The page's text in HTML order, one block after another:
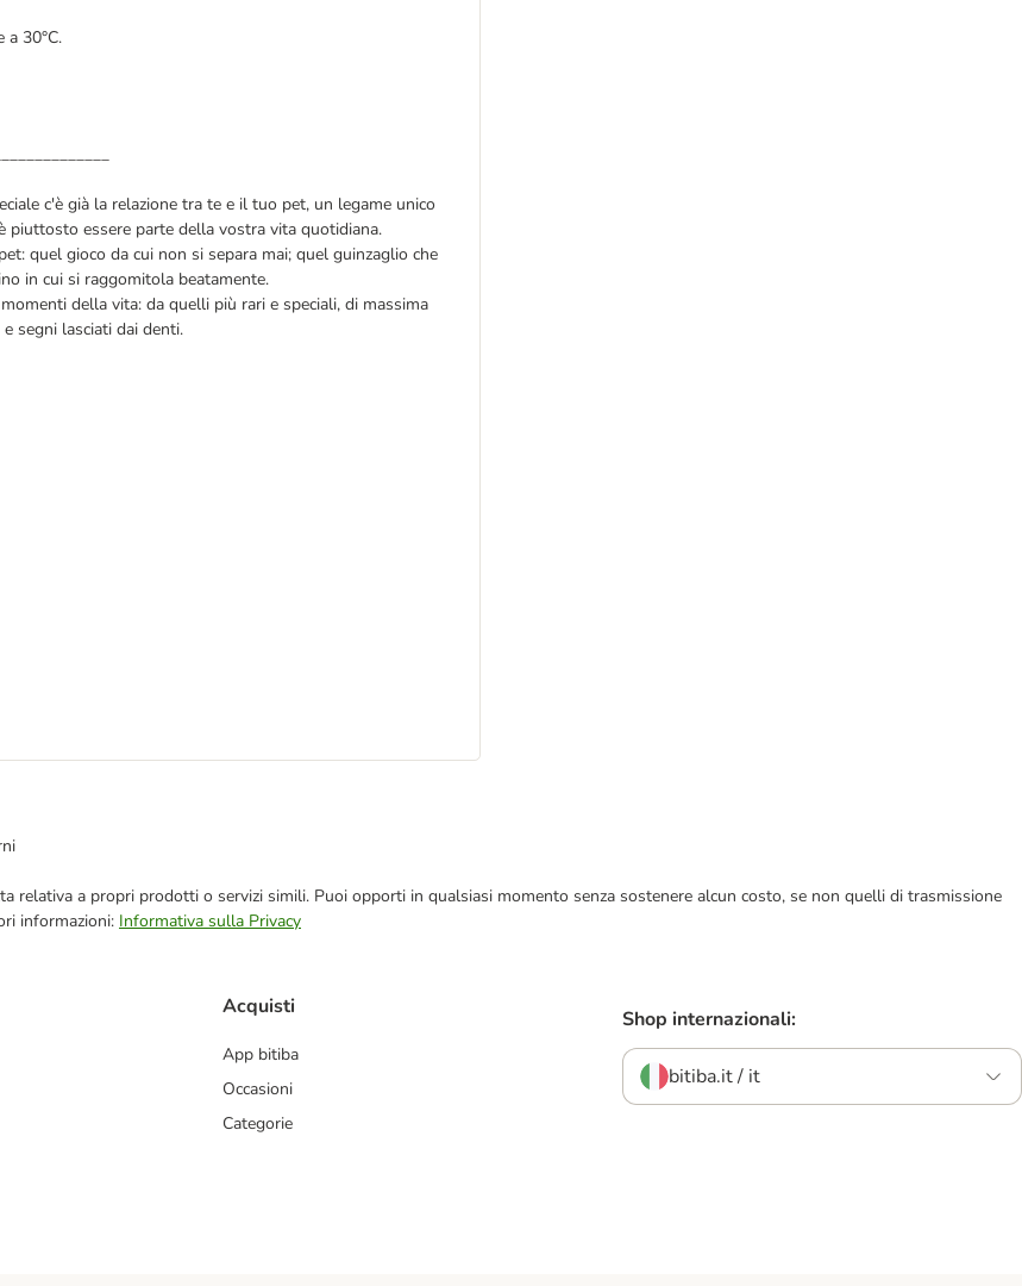
a 30°C.
c'è già la relazione tra te e il tuo pet, un legame unico
piuttosto essere parte della vostra vita quotidiana.
quel gioco da cui non si separa mai; quel guinzaglio che
in cui si raggomitola beatamente.
della vita: da quelli più rari e speciali, di massima
segni lasciati dai denti.
a propri prodotti o servizi simili. Puoi opporti in qualsiasi momento senza sostenere alcun costo, se non quelli di trasmissione
informazioni: Informativa sulla Privacy
Acquisti
App bitiba
Occasioni
Categorie
Shop internazionali:
bitiba.it / it